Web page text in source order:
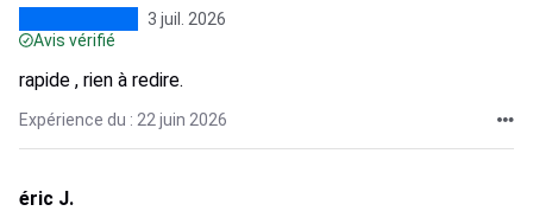
3 juil. 2026
Avis vérifié
rapide , rien à redire.
Expérience du : 22 juin 2026
éric J.